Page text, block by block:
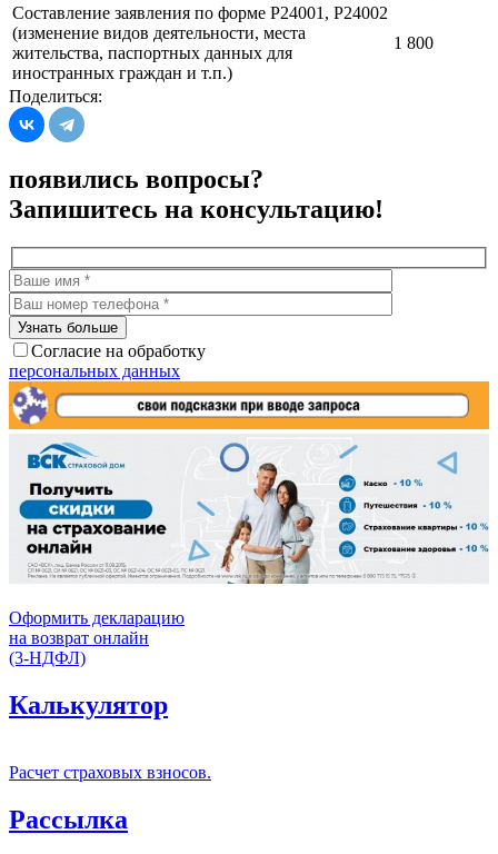
Составление заявления по форме Р24001, Р24002
(изменение видов деятельности, места
жительства, паспортных данных для
иностранных граждан и т.п.)
1 800
Поделиться:
появились вопросы?
Запишитесь на консультацию!
Согласие на обработку
персональных данных
Оформить декларацию
на возврат онлайн
(3-НДФЛ)
Калькулятор
Расчет страховых взносов.
Рассылка